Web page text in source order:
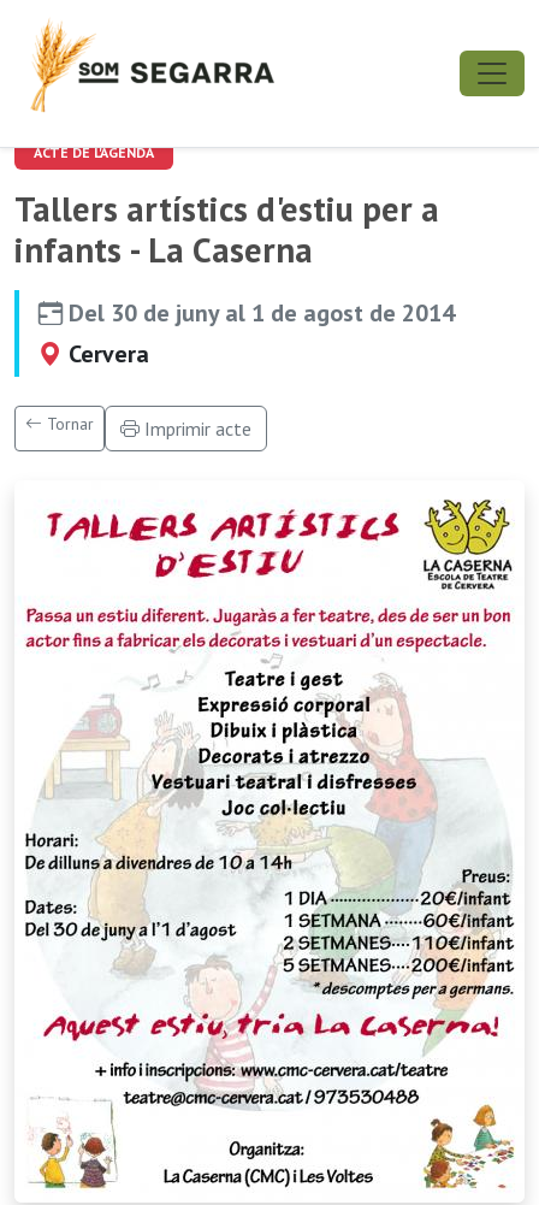
ACTE DE L'AGENDA
Tallers artístics d'estiu per a
infants - La Caserna
Del 30 de juny al 1 de agost de 2014
Cervera
Tornar Imprimir acte